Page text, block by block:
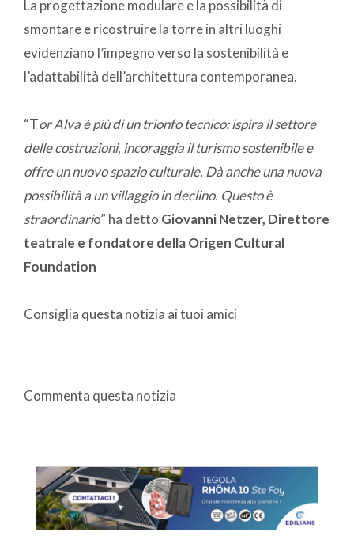
La progettazione modulare e la possibilità di
smontare e ricostruire la torre in altri luoghi
evidenziano l’impegno verso la sostenibilità e
l’adattabilità dell’architettura contemporanea.
“Tor Alva è più di un trionfo tecnico: ispira il settore
delle costruzioni, incoraggia il turismo sostenibile e
offre un nuovo spazio culturale. Dà anche una nuova
possibilità a un villaggio in declino. Questo è
straordinario” ha detto Giovanni Netzer, Direttore
teatrale e fondatore della Origen Cultural
Foundation
Consiglia questa notizia ai tuoi amici
Commenta questa notizia